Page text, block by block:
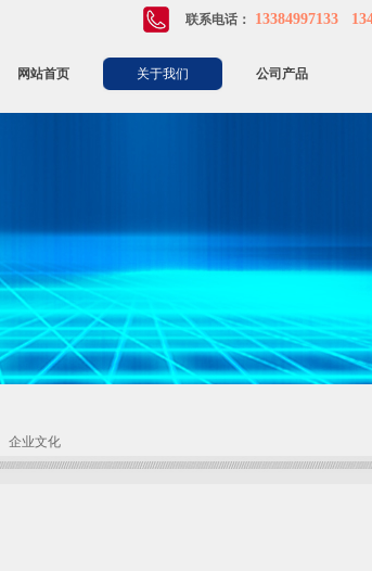
联系电话： 13384997133
网站首页 关于我们 公司产品
企业文化